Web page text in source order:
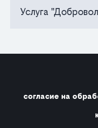
Услуга
согласие на